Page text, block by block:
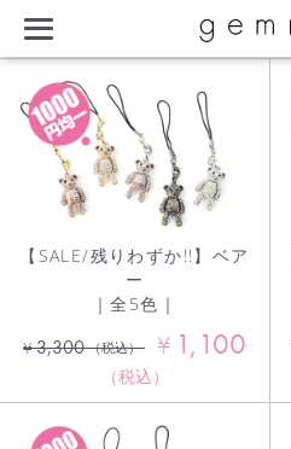
【SALE/残りわずか!!】ベア
ー
｜全5色｜
¥3,300 （税込） ¥ 1,100
（税込）